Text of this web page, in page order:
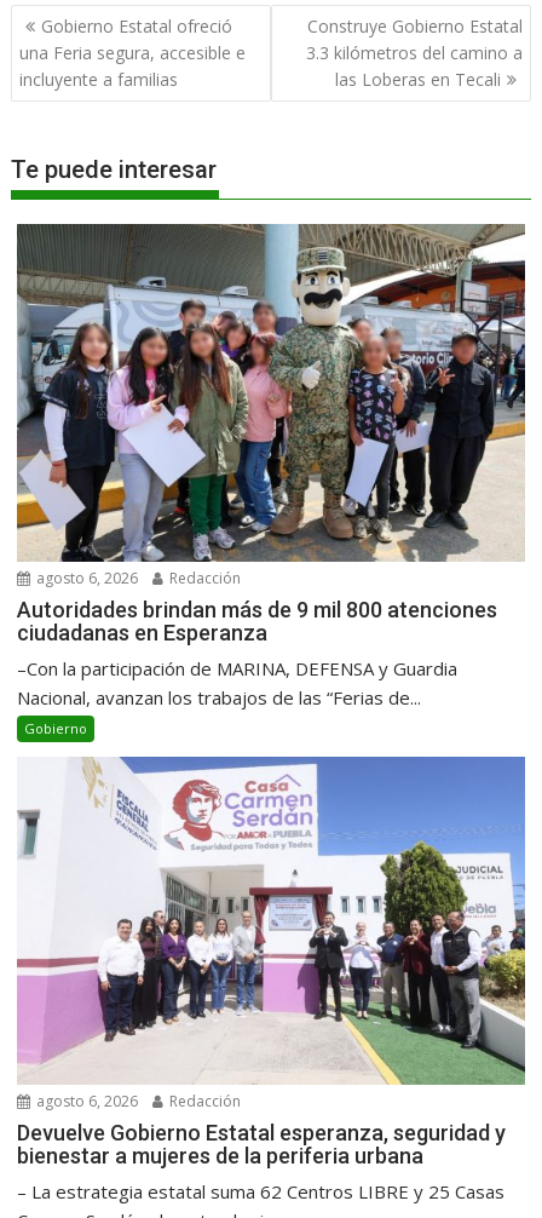
Navegación
de
entradas
Gobierno Estatal ofreció
una Feria segura, accesible e
incluyente a familias
Construye Gobierno Estatal
3.3 kilómetros del camino a
las Loberas en Tecali
Te puede interesar
agosto 6, 2026 Redacción
Autoridades brindan más de 9 mil 800 atenciones
ciudadanas en Esperanza
–Con la participación de MARINA, DEFENSA y Guardia
Nacional, avanzan los trabajos de las “Ferias de...
Gobierno
agosto 6, 2026 Redacción
Devuelve Gobierno Estatal esperanza, seguridad y
bienestar a mujeres de la periferia urbana
– La estrategia estatal suma 62 Centros LIBRE y 25 Casas